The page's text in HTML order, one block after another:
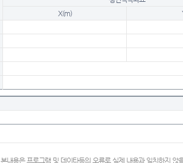
X(m)
본내용은 프로그램 및 데이타등의 오류로 실제 내용과 일치하지